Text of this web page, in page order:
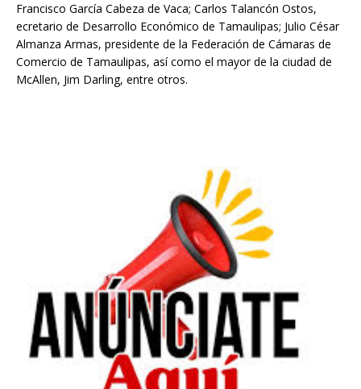
Francisco García Cabeza de Vaca; Carlos Talancón Ostos,
ecretario de Desarrollo Económico de Tamaulipas; Julio César
Almanza Armas, presidente de la Federación de Cámaras de
Comercio de Tamaulipas, así como el mayor de la ciudad de
McAllen, Jim Darling, entre otros.